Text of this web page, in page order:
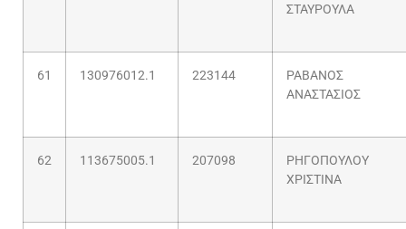
ΣΤΑΥΡΟΥΛΑ
61 130976012.1 223144
ΡΑΒΑΝΟΣ
ΑΝΑΣΤΑΣΙΟΣ
62 113675005.1 207098
ΡΗΓΟΠΟΥΛΟΥ
ΧΡΙΣΤΙΝΑ